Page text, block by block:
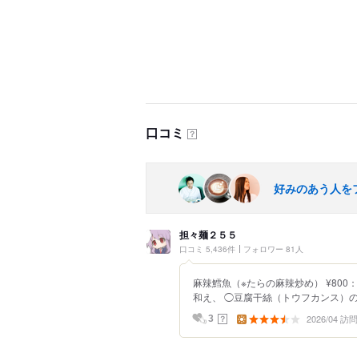
口コミ ？
好みのあう人を
担々麺２５５
口コミ 5,436件 フォロワー 81人
麻辣鱈魚（※たらの麻辣炒め） ¥800
和え、 ◯豆腐干絲（トウフカンス）
3 ？ 2026/04 訪問